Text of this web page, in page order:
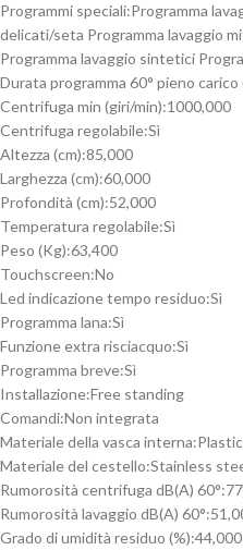
Programmi speciali:Programma
delicati/seta Programma lavaggio
Programma lavaggio sintetici
Durata programma 60° pieno carico
Centrifuga min (giri/min):1000,000
Centrifuga regolabile:Sì
Altezza (cm):85,000
Larghezza (cm):60,000
Profondità (cm):52,000
Temperatura regolabile:Sì
Peso (Kg):63,400
Touchscreen:No
Led indicazione tempo residuo:Sì
Programma lana:Sì
Funzione extra risciacquo:Sì
Programma breve:Sì
Installazione:Free standing
Comandi:Non integrata
Materiale della vasca interna:Plastic
Materiale del cestello:Stainless
Rumorosità centrifuga dB(A) 60°:
Rumorosità lavaggio dB(A) 60°:
Grado di umidità residuo (%):44,000